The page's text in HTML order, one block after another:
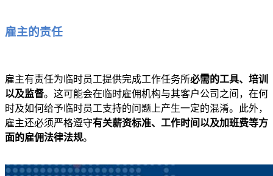
雇主的责任
雇主有责任为临时员工提供完成工作任务所必需的工具、培训
以及监督。这可能会在临时雇佣机构与其客户公司之间，在何
时及如何给予临时员工支持的问题上产生一定的混淆。此外，
雇主还必须严格遵守有关薪资标准、工作时间以及加班费等方
面的雇佣法律法规。